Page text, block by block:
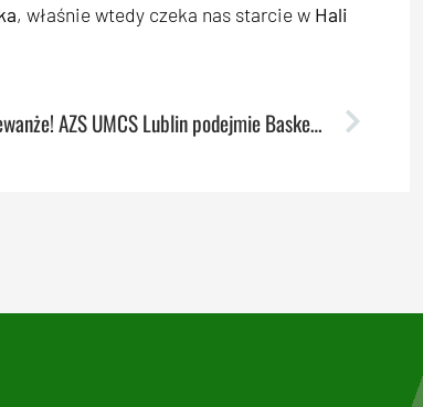
, właśnie wtedy czeka nas starcie w Hali
Czas na rewanże! AZS UMCS Lublin podejmie Basket Namur Capitale w EuroCup Women